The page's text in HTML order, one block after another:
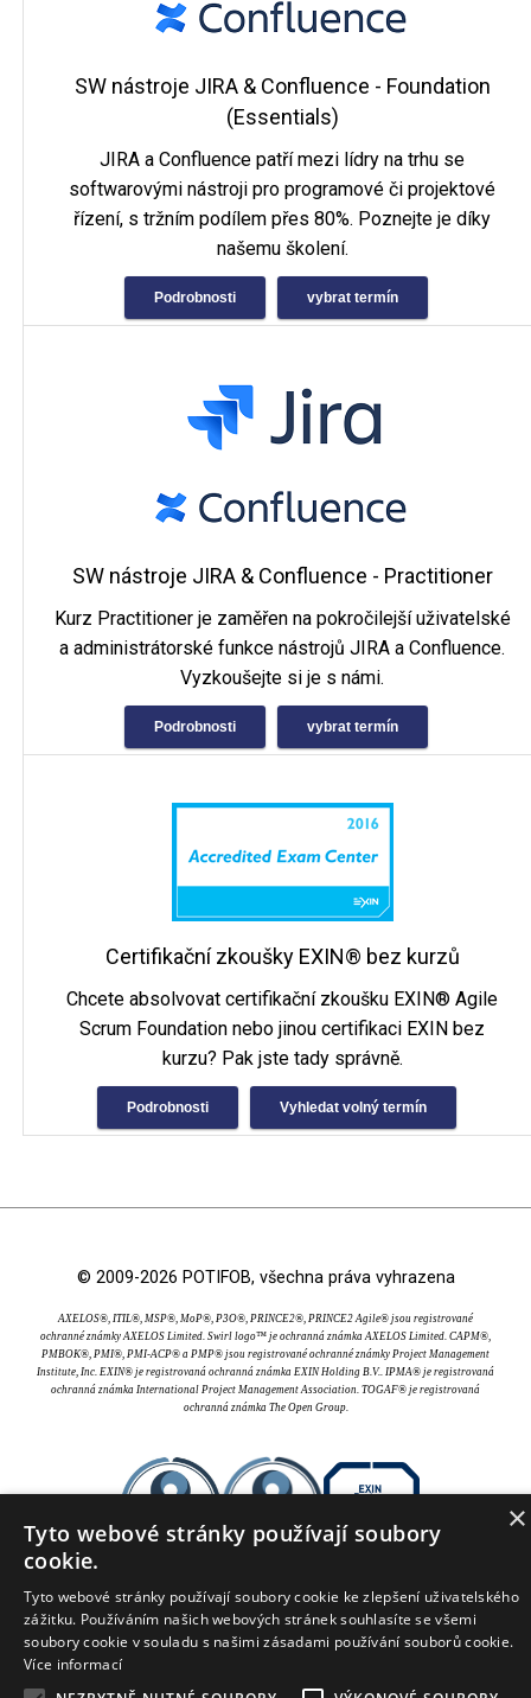
SW nástroje JIRA & Confluence - Foundation
(Essentials)
JIRA a Confluence patří mezi lídry na trhu se
softwarovými nástroji pro programové či projektové
řízení, s tržním podílem přes 80%. Poznejte je díky
našemu školení.
Podrobnosti vybrat termín
SW nástroje JIRA & Confluence - Practitioner
Kurz Practitioner je zaměřen na pokročilejší uživatelské
a administrátorské funkce nástrojů JIRA a Confluence.
Vyzkoušejte si je s námi.
Podrobnosti vybrat termín
Certifikační zkoušky EXIN® bez kurzů
Chcete absolvovat certifikační zkoušku EXIN® Agile
Scrum Foundation nebo jinou certifikaci EXIN bez
kurzu? Pak jste tady správně.
Podrobnosti Vyhledat volný termín
© 2009-2026 POTIFOB, všechna práva vyhrazena
AXELOS®, ITIL®, MSP®, MoP®, P3O®, PRINCE2®, PRINCE2 Agile® jsou registrované
ochranné známky AXELOS Limited. Swirl logo™ je ochranná známka AXELOS Limited. CAPM®,
PMBOK®, PMI®, PMI-ACP® a PMP® jsou registrované ochranné známky Project Management
Institute, Inc. EXIN® je registrovaná ochranná známka EXIN Holding B.V.. IPMA® je registrovaná
ochranná známka International Project Management Association. TOGAF® je registrovaná
ochranná známka The Open Group.
×
Tyto webové stránky používají soubory
cookie.
Tyto webové stránky používají soubory cookie ke zlepšení uživatelského
zážitku. Používáním našich webových stránek souhlasíte se všemi
soubory cookie v souladu s našimi zásadami používání souborů cookie.
Více informací